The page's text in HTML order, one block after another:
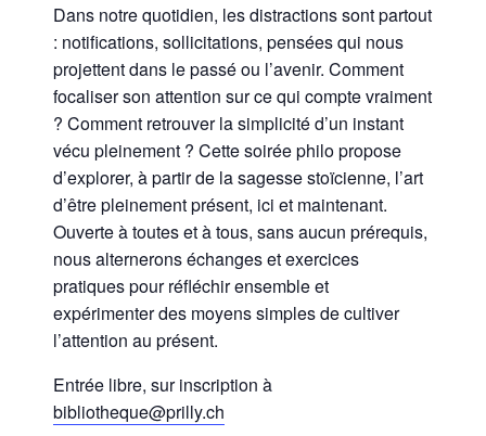
Dans notre quotidien, les distractions sont partout
: notifications, sollicitations, pensées qui nous
projettent dans le passé ou l’avenir. Comment
focaliser son attention sur ce qui compte vraiment
? Comment retrouver la simplicité d’un instant
vécu pleinement ? Cette soirée philo propose
d’explorer, à partir de la sagesse stoïcienne, l’art
d’être pleinement présent, ici et maintenant.
Ouverte à toutes et à tous, sans aucun prérequis,
nous alternerons échanges et exercices
pratiques pour réfléchir ensemble et
expérimenter des moyens simples de cultiver
l’attention au présent.
Entrée libre, sur inscription à
bibliotheque@prilly.ch